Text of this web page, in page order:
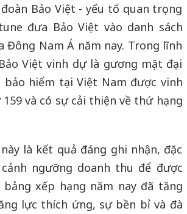
Bảo Việt - yếu tố quan trọng
đưa Bảo Việt vào danh sách
Đông Nam Á năm nay. Trong lĩnh
Việt vinh dự là gương mặt đại
bảo hiểm tại Việt Nam được vinh
và có sự cải thiện về thứ hạng
là kết quả đáng ghi nhận, đặc
ngưỡng doanh thu để được
xếp hạng năm nay đã tăng
lực thích ứng, sự bền bỉ và đà